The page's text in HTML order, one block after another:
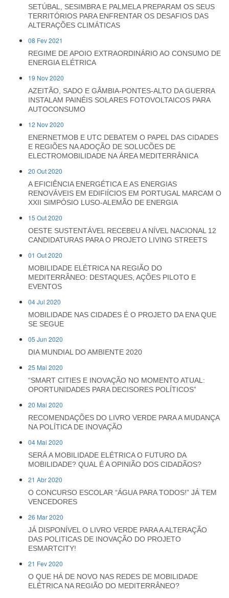
SETÚBAL, SESIMBRA E PALMELA PREPARAM OS SEUS
TERRITÓRIOS PARA ENFRENTAR OS DESAFIOS DAS
ALTERAÇÕES CLIMÁTICAS
08 Fev 2021
REGIME DE APOIO EXTRAORDINÁRIO AO CONSUMO DE
ENERGIA ELÉTRICA
19 Nov 2020
AZEITÃO, SADO E GÂMBIA-PONTES-ALTO DA GUERRA
INSTALAM PAINÉIS SOLARES FOTOVOLTAICOS PARA
AUTOCONSUMO
12 Nov 2020
ENERNETMOB E UTC DEBATEM O PAPEL DAS CIDADES
E REGIÕES NA ADOÇÃO DE SOLUCÕES DE
ELECTROMOBILIDADE NA ÁREA MEDITERRÂNICA
20 Out 2020
A EFICIÊNCIA ENERGÉTICA E AS ENERGIAS
RENOVÁVEIS EM EDIFIÍCIOS EM PORTUGAL MARCAM O
XXII SIMPÓSIO LUSO-ALEMÃO DE ENERGIA
15 Out 2020
OESTE SUSTENTÁVEL RECEBEU A NÍVEL NACIONAL 12
CANDIDATURAS PARA O PROJETO LIVING STREETS
01 Out 2020
MOBILIDADE ELÉTRICA NA REGIÃO DO
MEDITERRÂNEO: DESTAQUES, AÇÕES PILOTO E
EVENTOS
04 Jul 2020
MOBILIDADE NAS CIDADES É O PROJETO DA ENA QUE
SE SEGUE
05 Jun 2020
DIA MUNDIAL DO AMBIENTE 2020
25 Mai 2020
“SMART CITIES E INOVAÇÃO NO MOMENTO ATUAL:
OPORTUNIDADES PARA DECISORES POLÍTICOS”
20 Mai 2020
RECOMENDAÇÕES DO LIVRO VERDE PARA A MUDANÇA
NA POLÍTICA DE INOVAÇÃO
04 Mai 2020
SERÁ A MOBILIDADE ELÉTRICA O FUTURO DA
MOBILIDADE? QUAL É A OPINIÃO DOS CIDADÃOS?
21 Abr 2020
O CONCURSO ESCOLAR “ÁGUA PARA TODOS!” JÁ TEM
VENCEDORES
26 Mar 2020
JÁ DISPONÍVEL O LIVRO VERDE PARA A ALTERAÇÃO
DAS POLITICAS DE INOVAÇÃO DO PROJETO
ESMARTCITY!
21 Fev 2020
O QUE HÁ DE NOVO NAS REDES DE MOBILIDADE
ELÉTRICA NA REGIÃO DO MEDITERRÂNEO?